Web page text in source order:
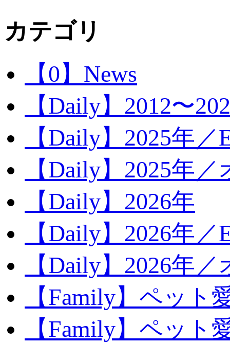
カテゴリ
【0】News
【Daily】2012〜
【Daily】2025年／
【Daily】2025年
【Daily】2026年
【Daily】2026年／
【Daily】2026年
【Family】ペット
【Family】ペット